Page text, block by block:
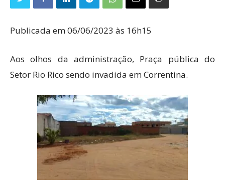
Publicada em 06/06/2023 às 16h15
Aos olhos da administração, Praça pública do
Setor Rio Rico sendo invadida em Correntina.